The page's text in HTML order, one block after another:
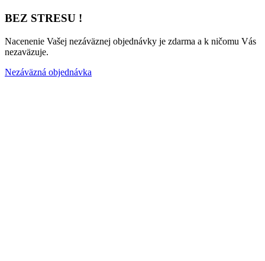
BEZ STRESU !
Nacenenie Vašej nezáväznej objednávky je zdarma a k ničomu Vás
nezaväzuje.
Nezáväzná objednávka